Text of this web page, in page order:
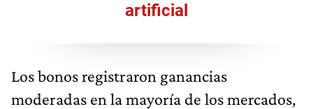
artificial
Los bonos registraron ganancias
moderadas en la mayoría de los mercados,